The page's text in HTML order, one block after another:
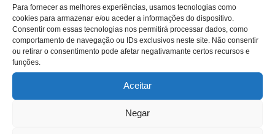
Para fornecer as melhores experiências, usamos tecnologias como
cookies para armazenar e/ou aceder a informações do dispositivo.
Consentir com essas tecnologias nos permitirá processar dados, como
comportamento de navegação ou IDs exclusivos neste site. Não consentir
ou retirar o consentimento pode afetar negativamante certos recursos e
funções.
Aceitar
Negar
Familiar: O acordo de família e os instrumentos jurídicos de
suporte”,de que aconsultingé coorganizadora, e decorre
no Europarque de Santa Maria da Feira no dia 3 de março
de 2016
david pontes